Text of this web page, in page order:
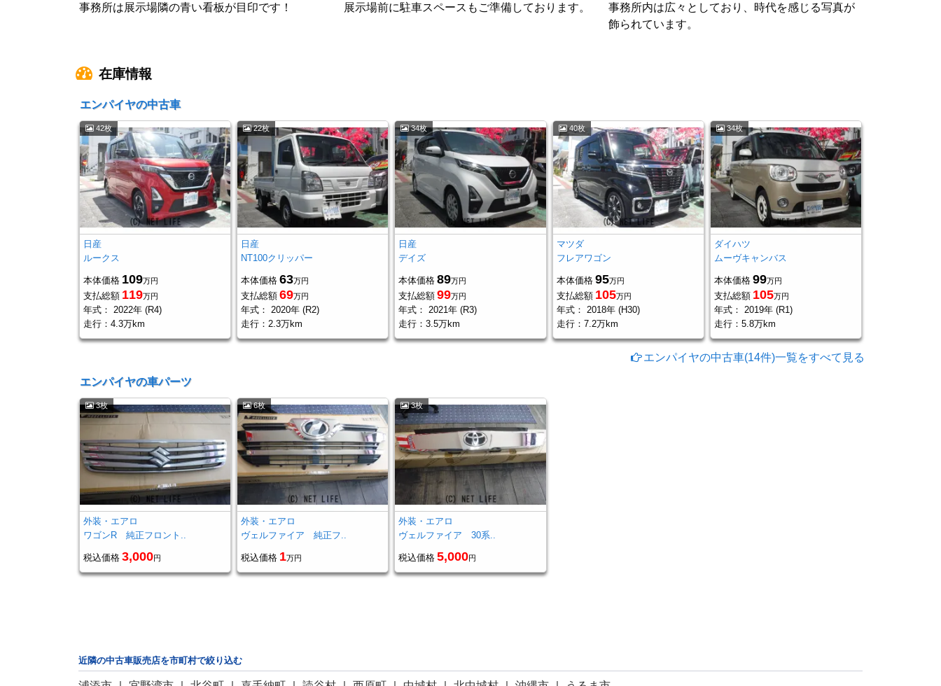
事務所は展示場隣の青い看板が目印です！ 展示場前に駐車スペースもご準備しております。
事務所内は広々としており、時代を感じる写真が
飾られています。
在庫情報
エンパイヤの中古車
42枚
日産
ルークス
本体価格 109万円
支払総額 119万円
年式：
2022年 (R4)
走行： 4.3万km
22枚
日産
NT100クリッパー
本体価格 63万円
支払総額 69万円
年式：
2020年 (R2)
走行： 2.3万km
34枚
日産
デイズ
本体価格 89万円
支払総額 99万円
年式：
2021年 (R3)
走行：3.5万km
40枚
マツダ
フレアワゴン
本体価格 95万円
支払総額 105万円
年式：
2018年 (H30)
走行： 7.2万km
34枚
ダイハツ
ムーヴキャンバス
本体価格 99万円
支払総額 105万円
年式：
2019年 (R1)
走行： 5.8万km
エンパイヤの中古車(14件)一覧をすべて見る
エンパイヤの車パーツ
3枚
外装・エアロ
ワゴンR 純正フロント..
税込価格 3,000円
6枚
外装・エアロ
ヴェルファイア 純正フ..
税込価格 1万円
3枚
外装・エアロ
ヴェルファイア 30系..
税込価格 5,000円
近隣の中古車販売店を市町村で絞り込む